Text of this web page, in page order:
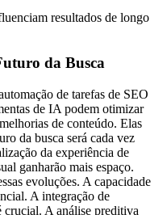
resultados de longo
da Busca
de tarefas de SEO
de IA podem otimizar
de conteúdo. Elas
da busca será cada vez
da experiência de
ganharão mais espaço.
evoluções. A capacidade
A integração de
crucial. A análise preditiva